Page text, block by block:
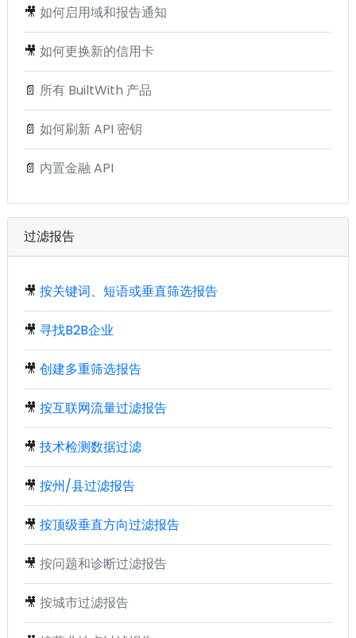
🎥 如何启用域和报告通知
🎥 如何更换新的信用卡
📄 所有 BuiltWith 产品
📄 如何刷新 API 密钥
📄 内置金融 API
过滤报告
🎥 按关键词、短语或垂直筛选报告
🎥 寻找B2B企业
🎥 创建多重筛选报告
🎥 按互联网流量过滤报告
🎥 技术检测数据过滤
🎥 按州/县过滤报告
🎥 按顶级垂直方向过滤报告
🎥 按问题和诊断过滤报告
🎥 按城市过滤报告